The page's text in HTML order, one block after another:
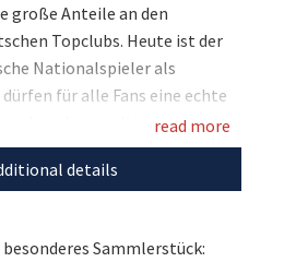
große Anteile an den
Topclubs. Heute ist der
Nationalspieler als
für alle Fans eine echte
denn bei uns liegt unter
ein handsigniertes FC
Xabi Alonso aus der Saison
read more
details
Sammlerstück: